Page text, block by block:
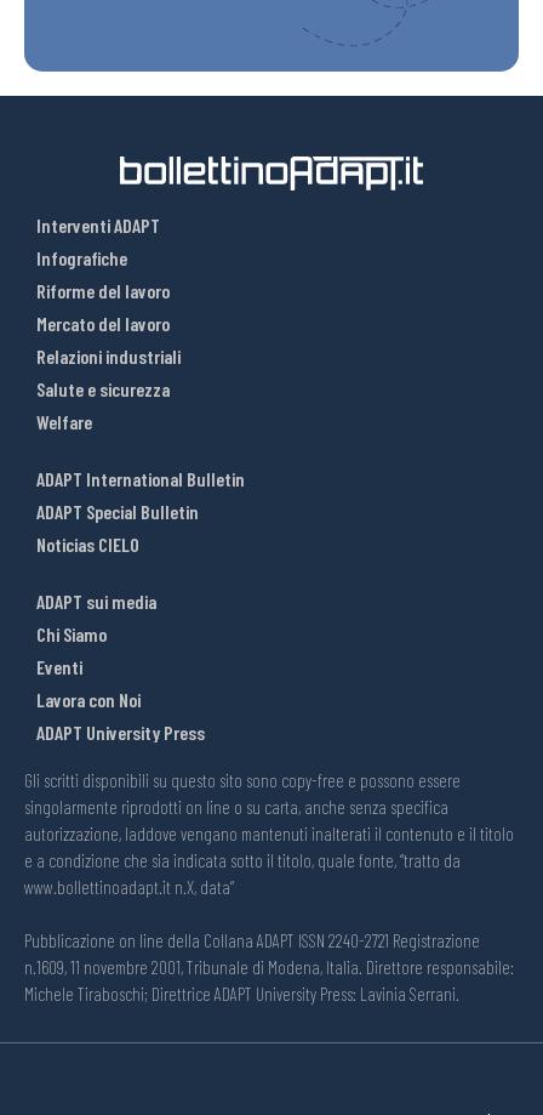
Interventi ADAPT
Infografiche
Riforme del lavoro
Mercato del lavoro
Relazioni industriali
Salute e sicurezza
Welfare
ADAPT International Bulletin
ADAPT Special Bulletin
Noticias CIELO
ADAPT sui media
Chi Siamo
Eventi
Lavora con Noi
ADAPT University Press
Gli scritti disponibili su questo sito sono copy-free e possono essere
singolarmente riprodotti on line o su carta, anche senza specifica
autorizzazione, laddove vengano mantenuti inalterati il contenuto e il titolo
e a condizione che sia indicata sotto il titolo, quale fonte, “tratto da
www.bollettinoadapt.it n.X, data“
Pubblicazione on line della Collana ADAPT ISSN 2240-2721 Registrazione
n.1609, 11 novembre 2001, Tribunale di Modena, Italia. Direttore responsabile:
Michele Tiraboschi; Direttrice ADAPT University Press: Lavinia Serrani.